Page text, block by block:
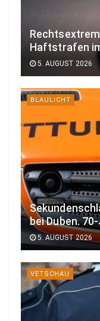
Haftstrafen
5. AUGUST 2026
BLAULICHT
bei Duben.
5. AUGUST 2026
VETSCHAU